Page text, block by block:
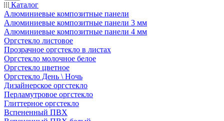
Каталог
Алюминиевые композитные панели
Алюминиевые композитные панели 3 мм
Алюминиевые композитные панели 4 мм
Оргстекло листовое
Прозрачное оргстекло в листах
Оргстекло молочное белое
Оргстекло цветное
Оргстекло День \ Ночь
Дизайнерское оргстекло
Перламутровое оргстекло
Глиттерное оргстекло
Вспененный ПВХ